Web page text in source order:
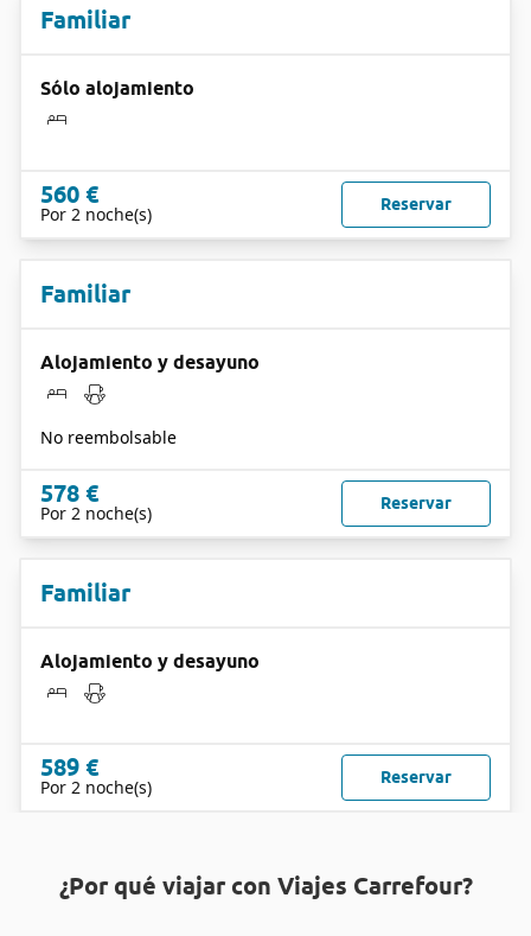
Familiar
Sólo alojamiento
560 €
Por 2 noche(s) Reservar
Familiar
Alojamiento y desayuno
No reembolsable
578 €
Por 2 noche(s) Reservar
Familiar
Alojamiento y desayuno
589 €
Por 2 noche(s) Reservar
¿Por qué viajar con Viajes Carrefour?